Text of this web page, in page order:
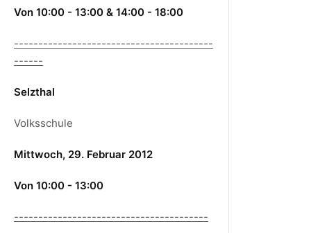
Von 10:00 - 13:00 & 14:00 - 18:00
-----------------------------------------
------
Selzthal
Volksschule
Mittwoch, 29. Februar 2012
Von 10:00 - 13:00
----------------------------------------